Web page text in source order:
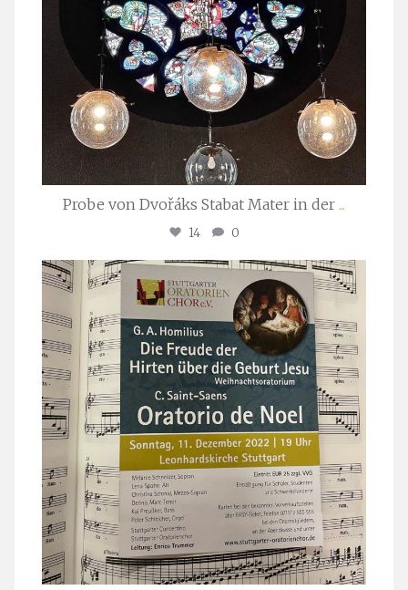
Probe von Dvořáks Stabat Mater in der ...
14 0
stuttgarter_oratorienchor
Nov. 29